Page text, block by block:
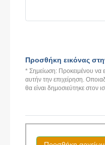
Προσθήκη εικόνας
* Σημείωση: Προκειμένου να
αυτήν την επιχείρηση.
θα είναι δημοσιεύτηκε στον